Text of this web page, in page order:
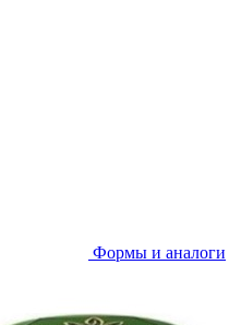
Формы и аналоги